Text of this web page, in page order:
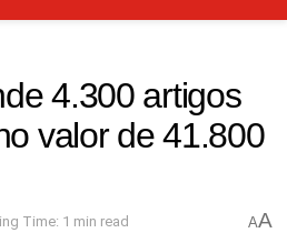
4.300 artigos
valor de 41.800
Time: 1 min read AA